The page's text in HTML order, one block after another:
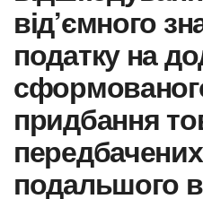
від’ємного
податку на
придбання
подальшого